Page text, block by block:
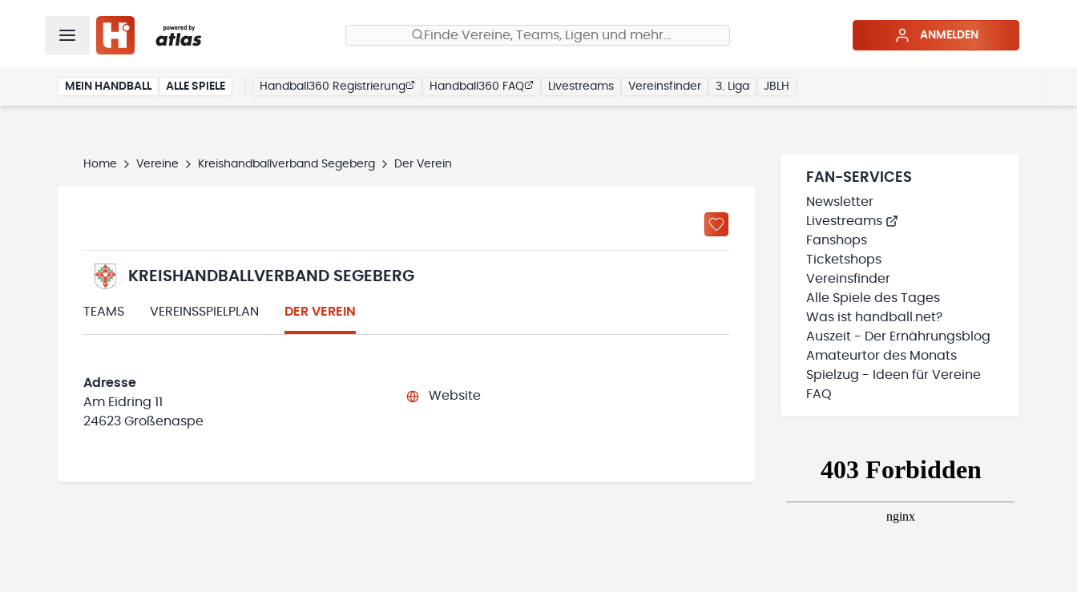
Finde Vereine, Teams, Ligen und mehr… ANMELDEN
MEIN HANDBALL ALLE SPIELE Handball360 Registrierung Handball360 FAQ Livestreams Vereinsfinder 3. Liga JBLH
Home Vereine Kreishandballverband Segeberg Der Verein
KREISHANDBALLVERBAND SEGEBERG
TEAMS VEREINSSPIELPLAN DER VEREIN
Adresse
Am Eidring 11
24623 Großenaspe
Website
FAN-SERVICES
Newsletter
Livestreams
Fanshops
Ticketshops
Vereinsfinder
Alle Spiele des Tages
Was ist handball.net?
Auszeit - Der Ernährungsblog
Amateurtor des Monats
Spielzug - Ideen für Vereine
FAQ